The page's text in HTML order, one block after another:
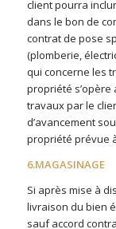
client pourra
dans le bon de
contrat de pose
(plomberie,
qui concerne les
propriété
travaux par le
d’avancement
propriété prévue à
6.MAGASINAGE
Si après mise à
livraison du bien
sauf accord